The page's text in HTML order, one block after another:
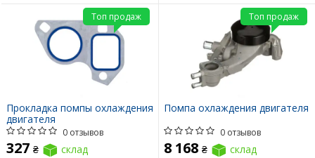
Прокладка помпы охлаждения
двигателя
0 отзывов
327 ₴ склад
Топ продаж
Помпа охлаждения двигателя
0 отзывов
8 168 ₴ склад
Топ продаж